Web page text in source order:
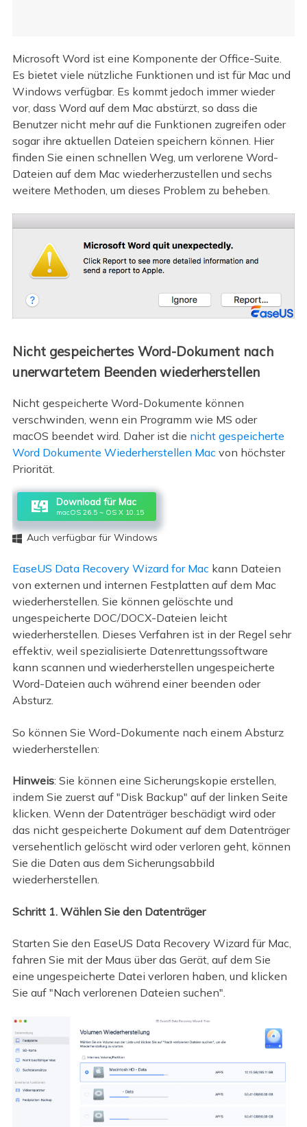
Microsoft Word ist eine Komponente der Office-Suite.
Es bietet viele nützliche Funktionen und ist für Mac und
Windows verfügbar. Es kommt jedoch immer wieder
vor, dass Word auf dem Mac abstürzt, so dass die
Benutzer nicht mehr auf die Funktionen zugreifen oder
sogar ihre aktuellen Dateien speichern können. Hier
finden Sie einen schnellen Weg, um verlorene Word-
Dateien auf dem Mac wiederherzustellen und sechs
weitere Methoden, um dieses Problem zu beheben.
Nicht gespeichertes Word-Dokument nach
unerwartetem Beenden wiederherstellen
Nicht gespeicherte Word-Dokumente können
verschwinden, wenn ein Programm wie MS oder
macOS beendet wird. Daher ist die nicht gespeicherte
Word Dokumente Wiederherstellen Mac von höchster
Priorität.
Download für Mac
macOS 26.5 ~ OS X 10.15
 Auch verfügbar für Windows
EaseUS Data Recovery Wizard for Mac kann Dateien
von externen und internen Festplatten auf dem Mac
wiederherstellen. Sie können gelöschte und
ungespeicherte DOC/DOCX-Dateien leicht
wiederherstellen. Dieses Verfahren ist in der Regel sehr
effektiv, weil spezialisierte Datenrettungssoftware
kann scannen und wiederherstellen ungespeicherte
Word-Dateien auch während einer beenden oder
Absturz.
So können Sie Word-Dokumente nach einem Absturz
wiederherstellen:
Hinweis: Sie können eine Sicherungskopie erstellen,
indem Sie zuerst auf "Disk Backup" auf der linken Seite
klicken. Wenn der Datenträger beschädigt wird oder
das nicht gespeicherte Dokument auf dem Datenträger
versehentlich gelöscht wird oder verloren geht, können
Sie die Daten aus dem Sicherungsabbild
wiederherstellen.
Schritt 1. Wählen Sie den Datenträger
Starten Sie den EaseUS Data Recovery Wizard für Mac,
fahren Sie mit der Maus über das Gerät, auf dem Sie
eine ungespeicherte Datei verloren haben, und klicken
Sie auf "Nach verlorenen Dateien suchen".